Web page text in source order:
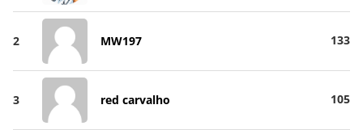
2 MW197 133
3 red carvalho 105